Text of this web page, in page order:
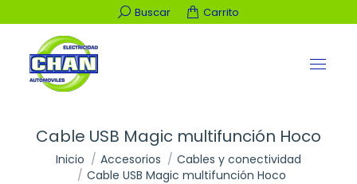
Buscar:
Buscar Carrito
Cable USB Magic multifunción Hoco
Estás aquí:
Inicio Accesorios
Cables y conectividad
Cable USB Magic multifunción Hoco